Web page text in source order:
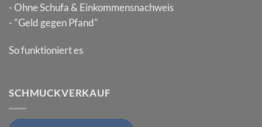
- Ohne Schufa & Einkommensnachweis
- "Geld gegen Pfand"
So funktioniert es
SCHMUCKVERKAUF